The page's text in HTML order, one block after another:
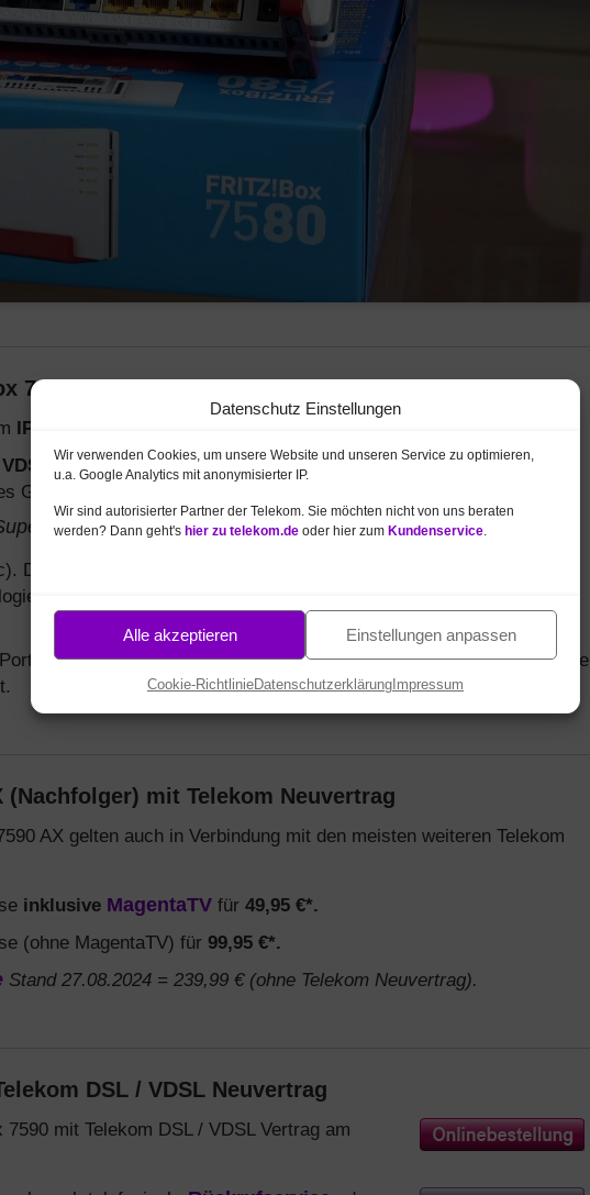
Datenschutz Einstellungen
Wir verwenden Cookies, um unsere Website und unseren Service zu optimieren,
u.a. Google Analytics mit anonymisierter IP.
Wir sind autorisierter Partner der Telekom. Sie möchten nicht von uns beraten
werden? Dann geht's hier zu telekom.de oder hier zum Kundenservice.
Alle akzeptieren Einstellungen anpassen
Cookie-RichtlinieDatenschutzerklärung Impressum
7580 für Telekom Anschluss
IP-Anschluss
Modem– unterstütztVDSL Vectoringmitbis zu 100 MBit/s
Glasfaser-Modems.
Vectoring (bis 300 MBit/s).
Die FritzBox 7580 nutzt die
in Summe sind so
2 analoge Telefon-Ports und ein interner ISDN S0. Zudem ist eine
mit Telekom Neuvertrag
AX gelten auch in Verbindung mit den meisten weiteren Telekom
inklusive MagentaTV für 49,95 €*.
(ohne MagentaTV) für 99,95 €*.
Stand 27.08.2024 = 239,99 € (ohne Telekom Neuvertrag).
DSL / VDSL Neuvertrag
mit Telekom DSL / VDSL Vertrag am